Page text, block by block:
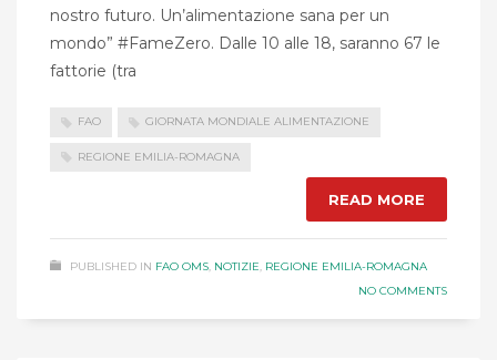
nostro futuro. Un’alimentazione sana per un
mondo” #FameZero. Dalle 10 alle 18, saranno 67 le
fattorie (tra
FAO GIORNATA MONDIALE ALIMENTAZIONE
REGIONE EMILIA-ROMAGNA
READ MORE
PUBLISHED IN FAO OMS, NOTIZIE, REGIONE EMILIA-ROMAGNA
NO COMMENTS